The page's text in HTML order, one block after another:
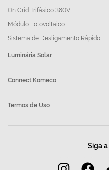
On Grid Trifásico 380V
Módulo Fotovoltaico
Sistema de Desligamento Rápido
Luminária Solar
Connect Komeco
Termos de Uso
Siga